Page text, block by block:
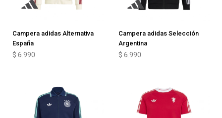
Campera adidas Alternativa
España
$ 6.990
Campera adidas Selección
Argentina
$ 6.990